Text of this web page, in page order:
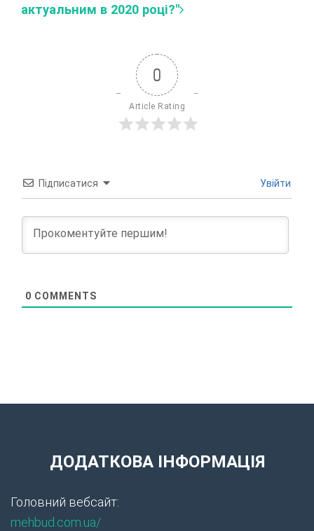
актуальним в 2020 році?"
0
Article Rating
Підписатися Увійти
0 COMMENTS
ДОДАТКОВА ІНФОРМАЦІЯ
Головний вебсайт:
mehbud.com.ua/